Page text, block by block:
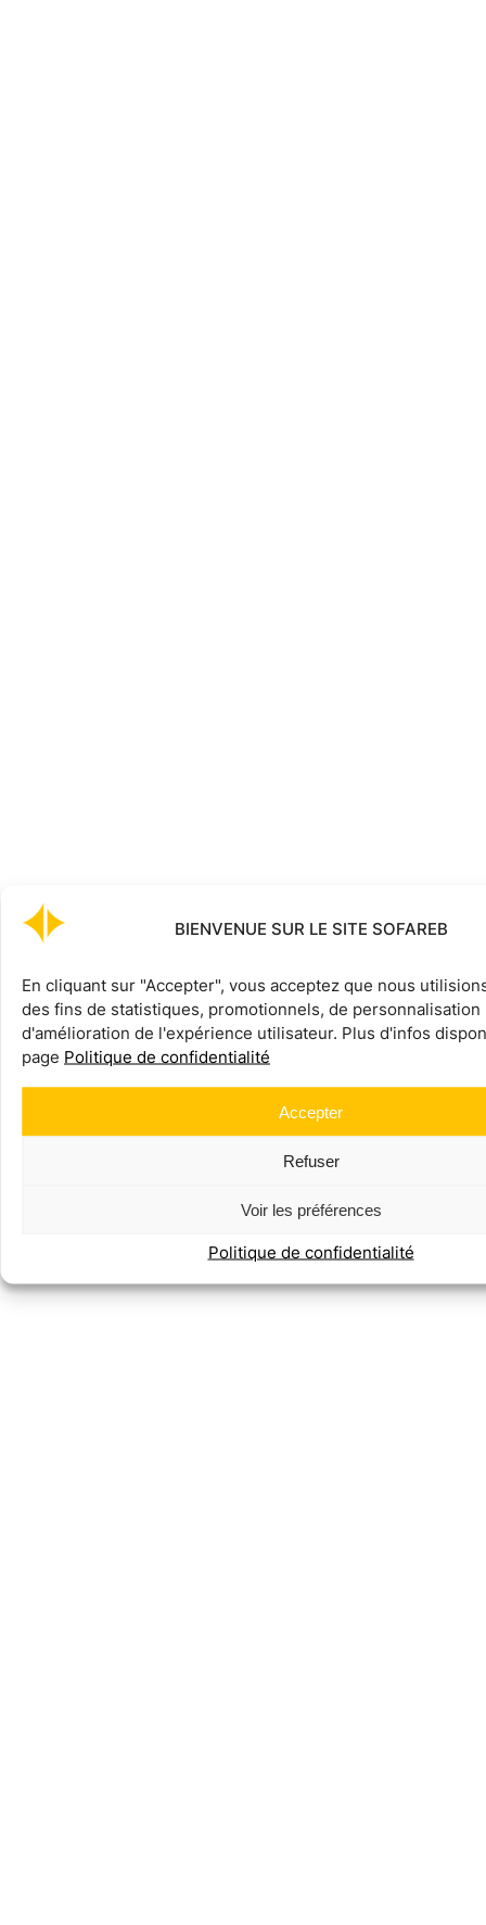
BIENVENUE SUR LE SITE SOFAREB
En cliquant sur "Accepter", vous acceptez que nous
des fins de statistiques, promotionnels, de personnalisation
d'amélioration de l'expérience utilisateur. Plus d'infos
page Politique de confidentialité
Accepter
Refuser
Voir les préférences
Politique de confidentialité